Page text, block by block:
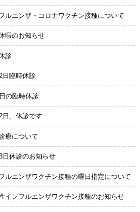
ルエンザ・コロナワクチン接種について
暇のお知らせ
診
日臨時休診
の臨時休診
日、休診です
療について
日休診のお知らせ
ルエンザワクチン接種の曜日指定について
インフルエンザワクチン接種のお知らせ